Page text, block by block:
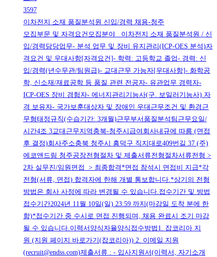
3597
이차전지 소재 품질분석원 신입/경력 채용-청주
모집부문 및 자격요건모집분야 이차전지 소재 품질분석원 / 신
입/경력담당업무- 분석 업무 및 장비 유지관리(ICP-OES 분석)자
격요건 및 우대사항[자격요건]- 학력: 고등학교 졸업- 경력: 신
입/경력(년수무관/팀원급)- 교대근무 가능자[우대사항]- 화학공
학, 신소재/재료공학 등 품질 관련 전공자- 유관업무 경력자-
ICP-OES 장비 경험자- 에너지관리기능사(구. 보일러기능사) 자
격 보유자- 국가보훈대상자 및 장애인 우대근무조건 및 환경근
무형태정규직(수습기간: 3개월)근무부서품질분석팀근무요일/
시간4조 3교대근무지역충북-청주시급여회사내규에 따름 (면접
후 결정)회사주소충북 청주시 흥덕구 직지대로409번길 37 (주)
에코앤드림 청주공장전형절차 및 제출서류전형절차서류전형 >
2차 실무진/임원면접 > 최종합격*면접 참석시 면접비 지급*각
전형(서류, 면접) 합격자에 한해 개별 통보합니다.*상기의 전형
방법은 회사 사정에 따라 변경될 수 있습니다.접수기간 및 방법
접수기간2024년 11월 10일(일) 23:59 까지(마감일 도착 분에 한
함)*접수기간 중 수시로 면접 진행되며, 채용 완료시 조기 마감
될 수 있습니다.이력서양식자율양식접수방법1. 잡코리아 지
원 (지원 페이지 바로가기(잡코리아)) 2. 이메일 지원
(recruit@endss.com)제출서류 : - 입사지원서(이력서, 자기소개